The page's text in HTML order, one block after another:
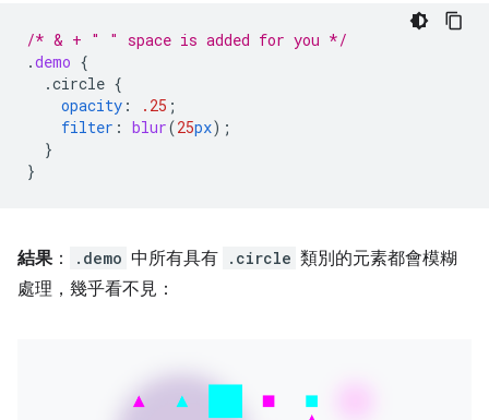
/* & + " " space is added for you */
.demo {
.circle {
opacity : .25 ;
filter : blur(25px);
}
}
結果 ： .demo 中所有具有 .circle 類別的元素都會模糊
處理，幾乎看不見：